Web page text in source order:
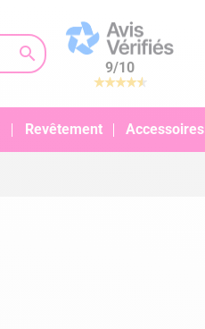

9/10
Revêtement Accessoires